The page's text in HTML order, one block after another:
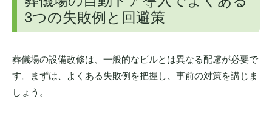
3つの失敗例と回避策
葬儀場の設備改修は、一般的なビルとは異なる配慮が必要で
す。まずは、よくある失敗例を把握し、事前の対策を講じま
しょう。